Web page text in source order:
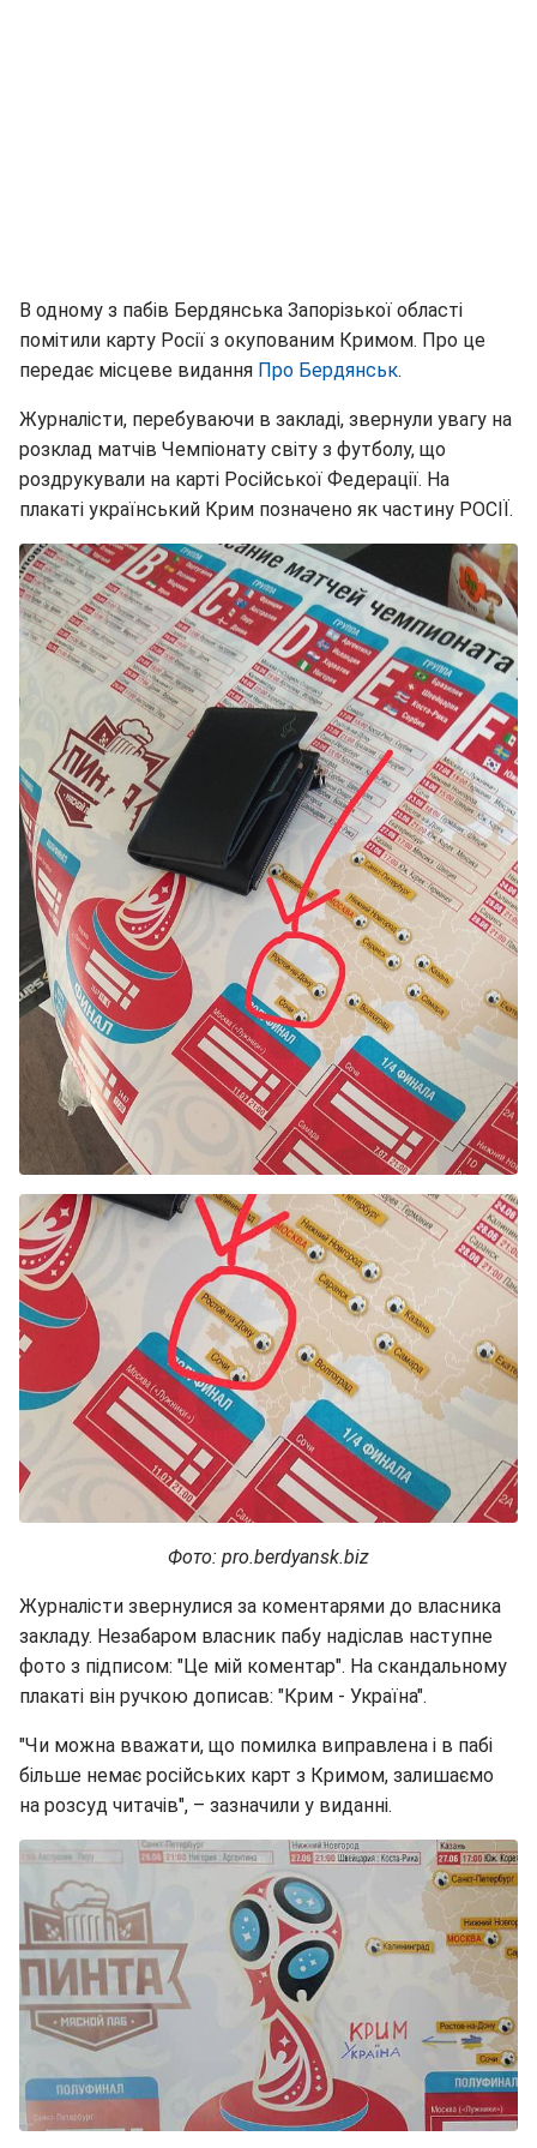
В одному з пабів Бердянська Запорізької області
помітили карту Росії з окупованим Кримом. Про це
передає місцеве видання Про Бердянськ.
Журналісти, перебуваючи в закладі, звернули увагу на
розклад матчів Чемпіонату світу з футболу, що
роздрукували на карті Російської Федерації. На
плакаті український Крим позначено як частину РОСІЇ.
Фото: pro.berdyansk.biz
Журналісти звернулися за коментарями до власника
закладу. Незабаром власник пабу надіслав наступне
фото з підписом: "Це мій коментар". На скандальному
плакаті він ручкою дописав: "Крим - Україна".
"Чи можна вважати, що помилка виправлена і в пабі
більше немає російських карт з Кримом, залишаємо
на розсуд читачів", – зазначили у виданні.